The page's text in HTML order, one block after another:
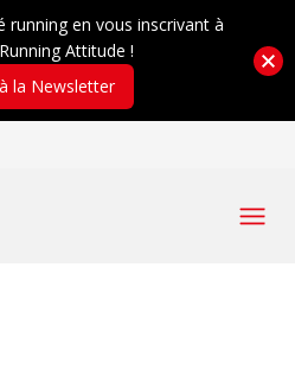
running en vous inscrivant à
Attitude !
la Newsletter